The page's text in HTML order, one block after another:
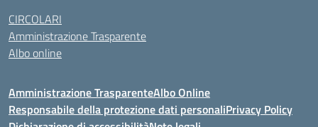
CIRCOLARI
Amministrazione Trasparente
Albo online
Amministrazione TrasparenteAlbo Online
Responsabile della protezione dati personaliPrivacy Policy